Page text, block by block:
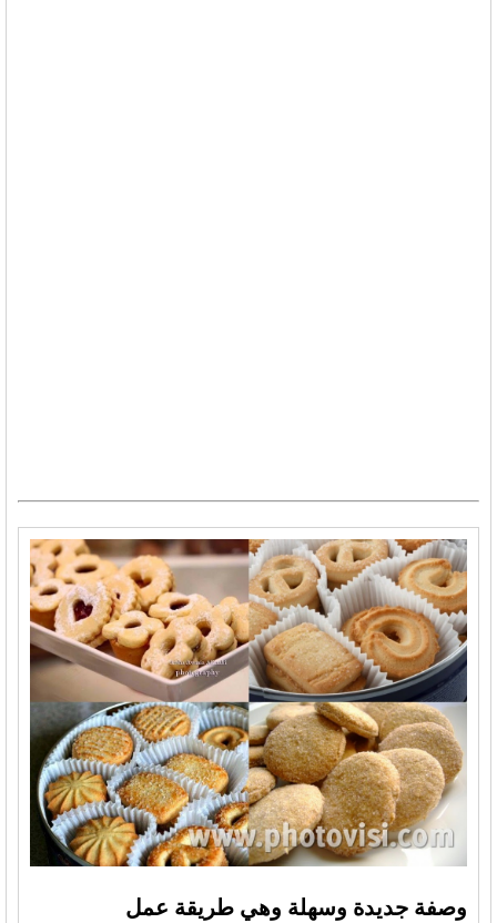
وصفة جديدة وسهلة وهي طريقة عمل